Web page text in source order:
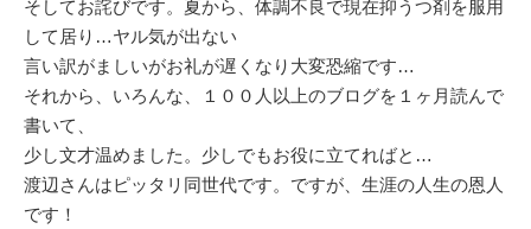
そしてお詫びです。夏から、体調不良で現在抑うつ剤を服用
して居り…ヤル気が出ない
言い訳がましいがお礼が遅くなり大変恐縮です…
それから、いろんな、１００人以上のブログを１ヶ月読んで
書いて、
少し文才温めました。少しでもお役に立てればと…
渡辺さんはピッタリ同世代です。ですが、生涯の人生の恩人
です！